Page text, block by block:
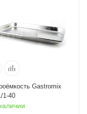
Gastromix
1-40